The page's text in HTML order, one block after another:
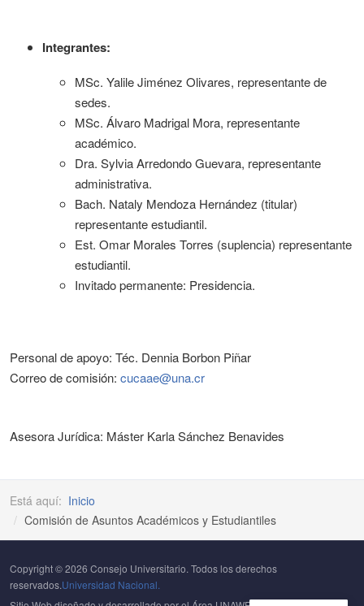
Integrantes:
MSc. Yalile Jiménez Olivares, representante de
sedes.
MSc. Álvaro Madrigal Mora, representante
académico.
Dra. Sylvia Arredondo Guevara, representante
administrativa.
Bach. Nataly Mendoza Hernández (titular)
representante estudiantil.
Est. Omar Morales Torres (suplencia) representante
estudiantil.
Invitado permanente: Presidencia.
Personal de apoyo: Téc. Dennia Borbon Piñar
Correo de comisión: cucaae@una.cr
Asesora Jurídica: Máster Karla Sánchez Benavides
Está aquí: Inicio
Comisión de Asuntos Académicos y Estudiantiles
Copyright © 2026 Consejo Universitario. Todos los derechos
reservados.Universidad Nacional.